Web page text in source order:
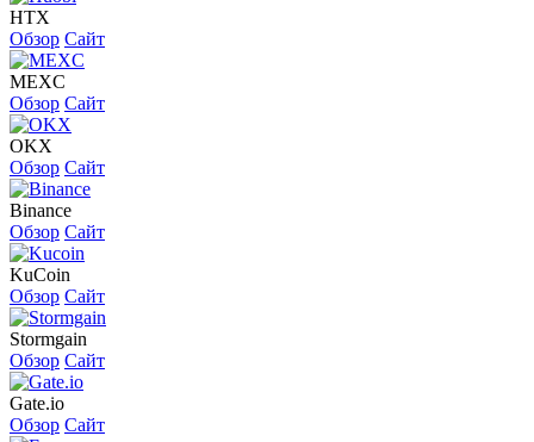
HTX
Обзор Сайт
MEXC
Обзор Сайт
OKX
Обзор Сайт
Binance
Обзор Сайт
KuCoin
Обзор Сайт
Stormgain
Обзор Сайт
Gate.io
Обзор Сайт